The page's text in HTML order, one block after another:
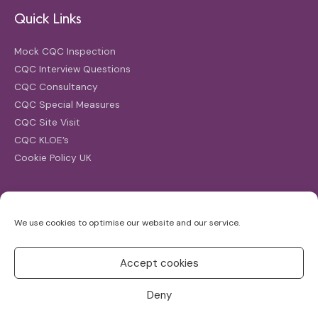
We use cookies to optimise our website and our service.
Accept cookies
Deny
Quick Links
Mock CQC Inspection
CQC Interview Questions
CQC Consultancy
CQC Special Measures
CQC Site Visit
CQC KLOE’s
Cookie Policy UK
for: